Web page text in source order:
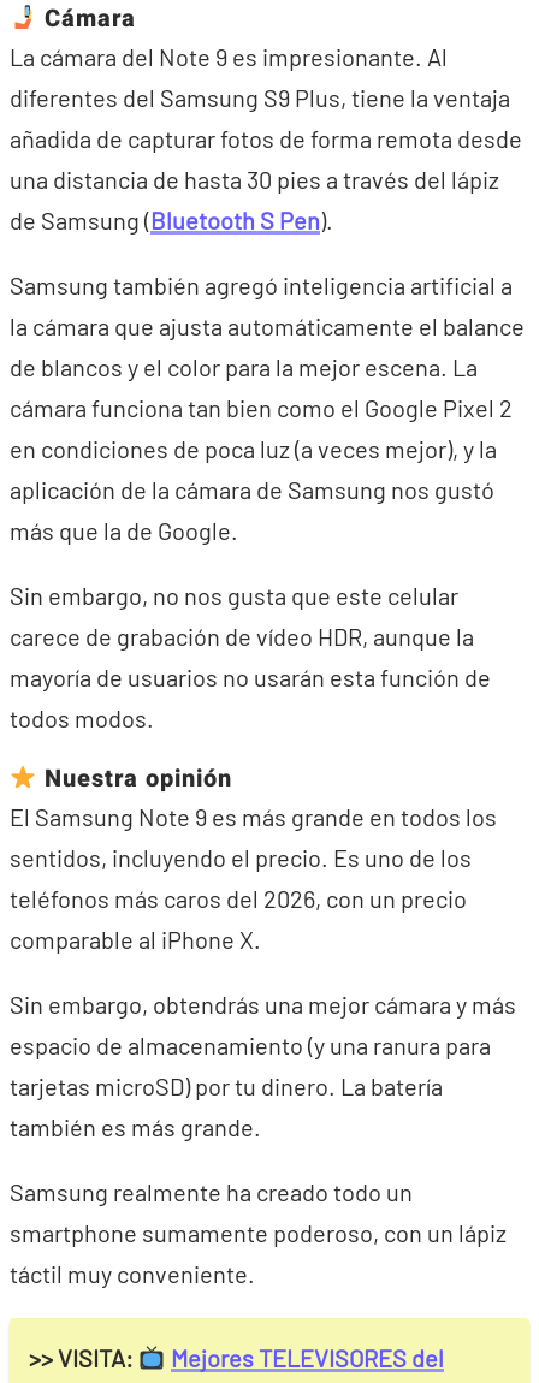
Cámara
La cámara del Note 9 es impresionante. Al
diferentes del Samsung S9 Plus, tiene la ventaja
añadida de capturar fotos de forma remota desde
una distancia de hasta 30 pies a través del lápiz
de Samsung (Bluetooth S Pen).
Samsung también agregó inteligencia artificial a
la cámara que ajusta automáticamente el balance
de blancos y el color para la mejor escena. La
cámara funciona tan bien como el Google Pixel 2
en condiciones de poca luz (a veces mejor), y la
aplicación de la cámara de Samsung nos gustó
más que la de Google.
Sin embargo, no nos gusta que este celular
carece de grabación de vídeo HDR, aunque la
mayoría de usuarios no usarán esta función de
todos modos.
Nuestra opinión
El Samsung Note 9 es más grande en todos los
sentidos, incluyendo el precio. Es uno de los
teléfonos más caros del 2026, con un precio
comparable al iPhone X.
Sin embargo, obtendrás una mejor cámara y más
espacio de almacenamiento (y una ranura para
tarjetas microSD) por tu dinero. La batería
también es más grande.
Samsung realmente ha creado todo un
smartphone sumamente poderoso, con un lápiz
táctil muy conveniente.
>> VISITA:
Mejores TELEVISORES del